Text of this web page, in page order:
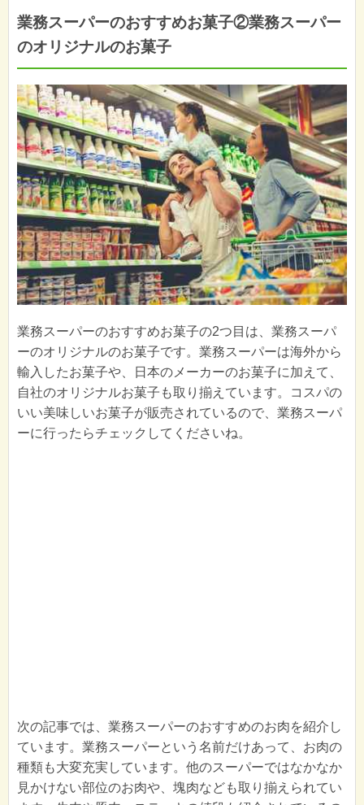
業務スーパーのおすすめお菓子②業務スーパー
のオリジナルのお菓子
業務スーパーのおすすめお菓子の2つ目は、業務スーパ
ーのオリジナルのお菓子です。業務スーパーは海外から
輸入したお菓子や、日本のメーカーのお菓子に加えて、
自社のオリジナルお菓子も取り揃えています。コスパの
いい美味しいお菓子が販売されているので、業務スーパ
ーに行ったらチェックしてくださいね。
次の記事では、業務スーパーのおすすめのお肉を紹介し
ています。業務スーパーという名前だけあって、お肉の
種類も大変充実しています。他のスーパーではなかなか
見かけない部位のお肉や、塊肉なども取り揃えられてい